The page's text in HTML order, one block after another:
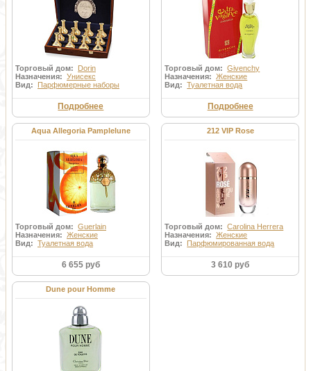
Торговый дом:
Dorin
Назначения: Унисекс
Вид:
Парфюмерные наборы
Подробнее
Торговый дом:Givenchy
Назначения:Женские
Вид:Туалетная вода
Подробнее
Aqua Allegoria Pamplelune
Торговый дом: Guerlain
Назначения: Женские
Вид: Туалетная вода
6 655 руб
212 VIP Rose
Торговый дом:Carolina Herrera
Назначения:Женские
Вид:
Парфюмированная вода
3 610 руб
Dune pour Homme